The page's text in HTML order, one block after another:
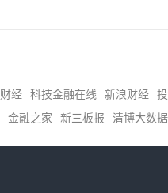
经 科技金融在线 新浪财经
金融之家 新三板报 清博大数据